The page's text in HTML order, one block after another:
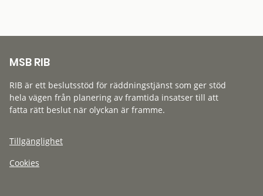
MSB RIB
RIB är ett beslutsstöd för räddningstjänst som ger stöd
hela vägen från planering av framtida insatser till att
fatta rätt beslut när olyckan är framme.
Tillgänglighet
Cookies